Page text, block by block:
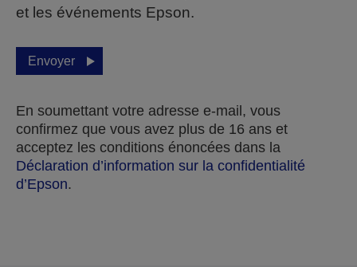
et les événements Epson.
Envoyer
En soumettant votre adresse e-mail, vous
confirmez que vous avez plus de 16 ans et
acceptez les conditions énoncées dans la
Déclaration d’information sur la confidentialité
d’Epson.